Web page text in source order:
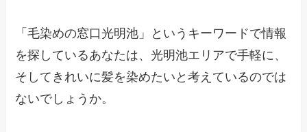
「毛染めの窓口光明池」というキーワードで情報
を探しているあなたは、光明池エリアで手軽に、
そしてきれいに髪を染めたいと考えているのでは
ないでしょうか。